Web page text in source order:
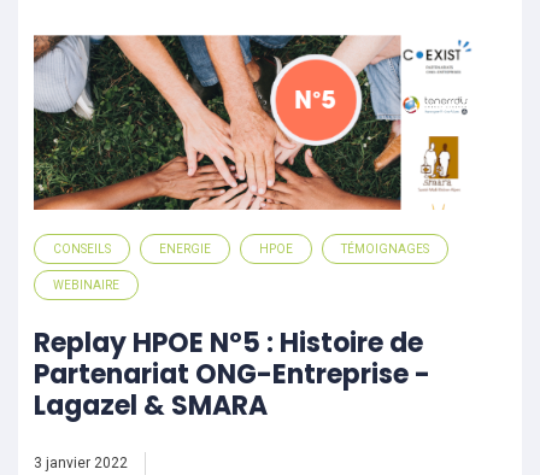
CONSEILS ENERGIE HPOE TÉMOIGNAGES
WEBINAIRE
Replay HPOE N°5 : Histoire de
Partenariat ONG-Entreprise -
Lagazel & SMARA
3 janvier 2022